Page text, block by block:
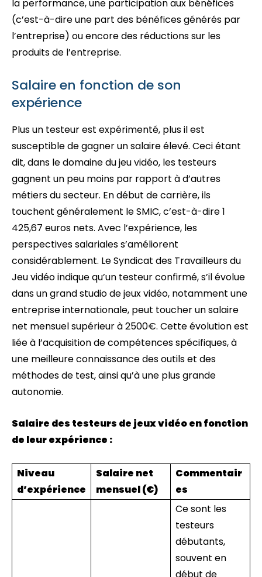
la performance, une participation aux bénéfices
(c’est-à-dire une part des bénéfices générés par
l’entreprise) ou encore des réductions sur les
produits de l’entreprise.
Salaire en fonction de son
expérience
Plus un testeur est expérimenté, plus il est
susceptible de gagner un salaire élevé. Ceci étant
dit, dans le domaine du jeu vidéo, les testeurs
gagnent un peu moins par rapport à d’autres
métiers du secteur. En début de carrière, ils
touchent généralement le SMIC, c’est-à-dire 1
425,67 euros nets. Avec l’expérience, les
perspectives salariales s’améliorent
considérablement. Le Syndicat des Travailleurs du
Jeu vidéo indique qu’un testeur confirmé, s’il évolue
dans un grand studio de jeux vidéo, notamment une
entreprise internationale, peut toucher un salaire
net mensuel supérieur à 2500€. Cette évolution est
liée à l’acquisition de compétences spécifiques, à
une meilleure connaissance des outils et des
méthodes de test, ainsi qu’à une plus grande
autonomie.
Salaire des testeurs de jeux vidéo en fonction
de leur expérience :
Niveau
d’expérience
Salaire net
mensuel (€)
Commentair
es
Ce sont les
testeurs
débutants,
souvent en